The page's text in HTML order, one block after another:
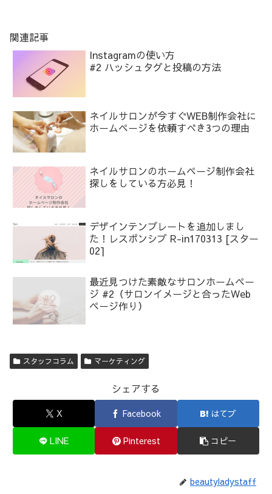
関連記事
Instagramの使い方
#2 ハッシュタグと投稿の方法
ネイルサロンが今すぐWEB制作会社に
ホームページを依頼すべき3つの理由
ネイルサロンのホームページ制作会社
探しをしている方必見！
デザインテンプレートを追加しまし
た！レスポンシブ R-in170313 [スター
02]
最近見つけた素敵なサロンホームペー
ジ #2（サロンイメージと合ったWeb
ページ作り）
スタッフコラム マーケティング
シェアする
X Facebook はてブ
LINE Pinterest コピー
beautyladystaff